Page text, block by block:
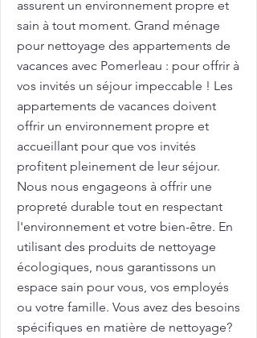
assurent un environnement propre et
sain à tout moment. Grand ménage
pour nettoyage des appartements de
vacances avec Pomerleau : pour offrir à
vos invités un séjour impeccable ! Les
appartements de vacances doivent
offrir un environnement propre et
accueillant pour que vos invités
profitent pleinement de leur séjour.
Nous nous engageons à offrir une
propreté durable tout en respectant
l'environnement et votre bien-être. En
utilisant des produits de nettoyage
écologiques, nous garantissons un
espace sain pour vous, vos employés
ou votre famille. Vous avez des besoins
spécifiques en matière de nettoyage?